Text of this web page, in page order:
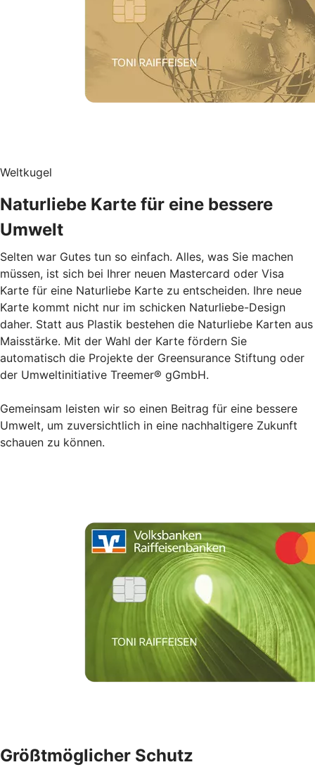
Weltkugel
Naturliebe Karte für eine bessere
Umwelt
Selten war Gutes tun so einfach. Alles, was Sie machen
müssen, ist sich bei Ihrer neuen Mastercard oder Visa
Karte für eine Naturliebe Karte zu entscheiden. Ihre neue
Karte kommt nicht nur im schicken Naturliebe-Design
daher. Statt aus Plastik bestehen die Naturliebe Karten aus
Maisstärke. Mit der Wahl der Karte fördern Sie
automatisch die Projekte der Greensurance Stiftung oder
der Umweltinitiative Treemer® gGmbH.
Gemeinsam leisten wir so einen Beitrag für eine bessere
Umwelt, um zuversichtlich in eine nachhaltigere Zukunft
schauen zu können.
Größtmöglicher Schutz